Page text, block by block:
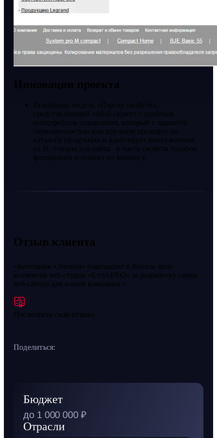
Инновации проекта
Разработан модуль «Парсер свойств»,
представляющий собой скрипт с удобным
интерфейсом управления, который с заданной
периодичностью или вручную проходит по
каталогу продукции и адаптирует выгруженные
из 1С товары для сайта - в части свойств товаров,
фильтрации и поиска по каталогу.
Отзыв клиента
Компания «Элеком» благодарит в Вашем лице
коллектив веб-студии «Extyl-PRO» за разработку серии
веб-сайтов для нашей компании.
Посмотреть скан отзыва
Поделиться:
Бюджет
до 1 000 000 ₽
Отрасли